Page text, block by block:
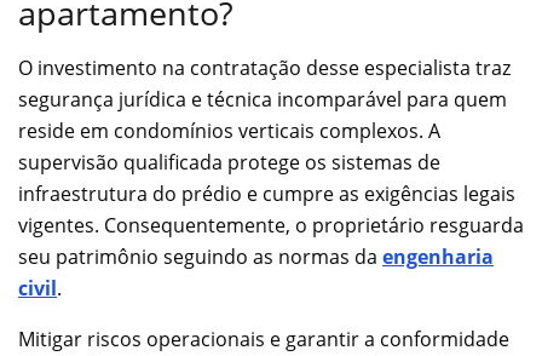
apartamento?
O investimento na contratação desse especialista traz
segurança jurídica e técnica incomparável para quem
reside em condomínios verticais complexos. A
supervisão qualificada protege os sistemas de
infraestrutura do prédio e cumpre as exigências legais
vigentes. Consequentemente, o proprietário resguarda
seu patrimônio seguindo as normas da engenharia
civil.
Mitigar riscos operacionais e garantir a conformidade